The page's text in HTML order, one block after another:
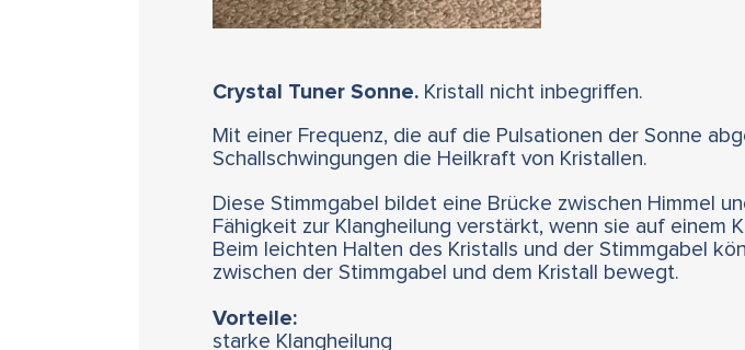
Crystal Tuner Sonne. Kristall nicht inbegriffen.
Mit einer Frequenz, die auf die Pulsationen der Sonne
Schallschwingungen die Heilkraft von Kristallen.
Diese Stimmgabel bildet eine Brücke zwischen Himmel
Fähigkeit zur Klangheilung verstärkt, wenn sie auf einem
Beim leichten Halten des Kristalls und der Stimmgabel
zwischen der Stimmgabel und dem Kristall bewegt.
Vorteile:
starke Klangheilung